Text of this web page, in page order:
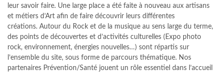
leur savoir faire. Une large place a été faite à nouveau aux artisans
et métiers d’Art afin de faire découvrir leurs différentes
créations. Autour du Rock et de la musique au sens large du terme,
des points de découvertes et d’activités culturelles (Expo photo
rock, environnement, énergies nouvelles…) sont répartis sur
l’ensemble du site, sous forme de parcours thématique. Nos
partenaires Prévention/Santé jouent un rôle essentiel dans l’accueil